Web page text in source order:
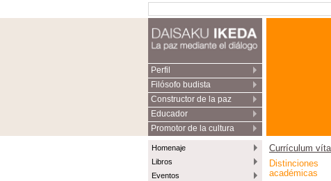
Perfil
Filósofo budista
Constructor de la paz
Educador
Promotor de la cultura
Homenaje
Libros
Eventos
Currículum
Distinciones
académicas